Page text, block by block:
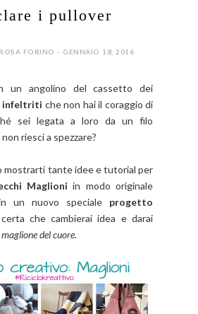
i pullover
FORINO - GENNAIO 18, 2016
un angolino del cassetto dei
infeltriti che non hai il coraggio di
sei legata a loro da un filo
riesci a spezzare?
mostrarti tante idee e tutorial per
Maglioni in modo originale
un nuovo speciale progetto
che cambierai idea e darai
maglione del cuore.